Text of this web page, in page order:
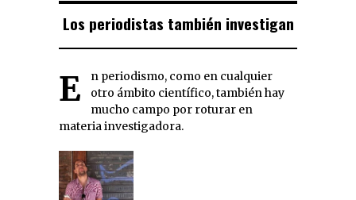
Los periodistas también investigan
En periodismo, como en cualquier
otro ámbito científico, también hay
mucho campo por roturar en
materia investigadora.